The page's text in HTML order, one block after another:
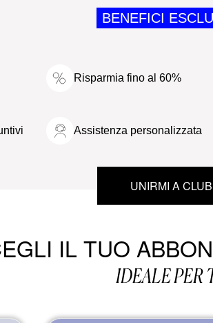
BENEFICI
Risparmia fino al 60%
Assistenza personalizzata
UNIRMI A CLUB
IL TUO
IDEALE PER